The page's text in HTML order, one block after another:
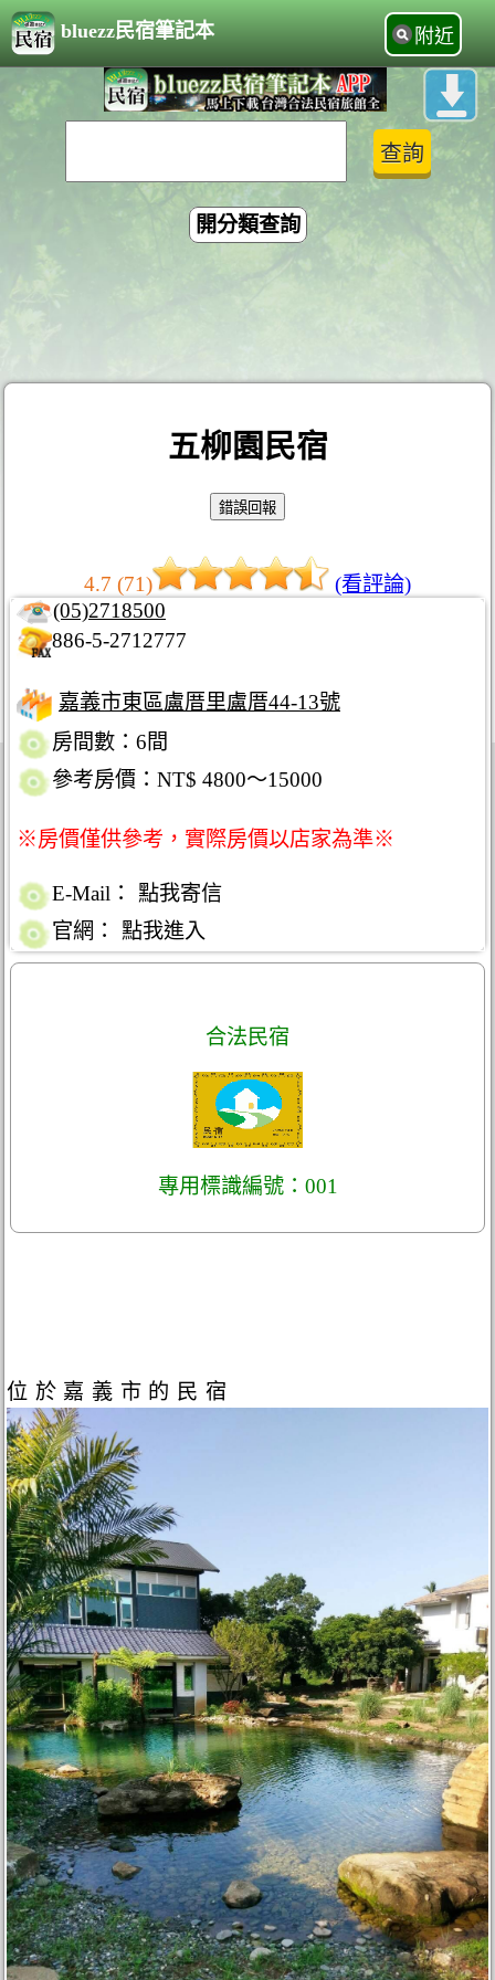
bluezz民宿筆記本 附近
開分類查詢
五柳園民宿
4.7 (71)
(看評論)
(05)2718500
886-5-2712777
嘉義市東區盧厝里盧厝44-13號
房間數：6間
參考房價：NT$ 4800～15000
※房價僅供參考，實際房價以店家為準※
E-Mail：
點我寄信
官網：
點我進入
合法民宿
專用標識編號：001
位於嘉義市的民宿